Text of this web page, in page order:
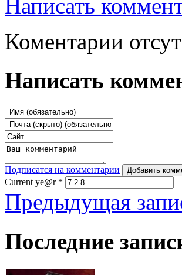
Написать
Коментарии
Написать
Подписатся на комментарии Добавить
Current ye@r *
Предыдущая
Последние